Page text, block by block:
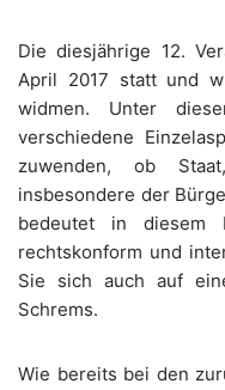
Die diesjährige 12.
April 2017 statt und
widmen. Unter
verschiedene
zuwenden, ob
insbesondere der
bedeutet in
rechtskonform und
Sie sich auch auf
Schrems.
Wie bereits bei den